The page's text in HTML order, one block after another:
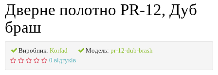
Дверне полотно PR-12, Дуб
браш
Виробник: Korfad Модель: pr-12-dub-brash
0 відгуків